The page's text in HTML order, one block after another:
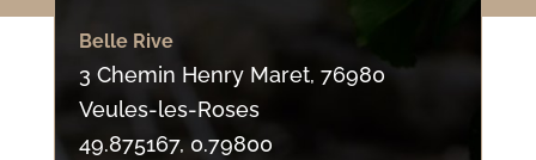
Belle Rive
3 Chemin Henry Maret, 76980
Veules-les-Roses
49.875167, 0.79800